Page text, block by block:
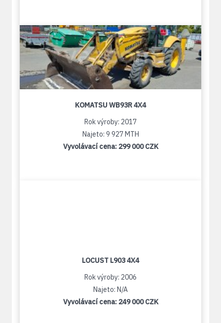
KOMATSU WB93R 4X4
Rok výroby: 2017
Najeto: 9 927 MTH
Vyvolávací cena: 299 000 CZK
LOCUST L903 4X4
Rok výroby: 2006
Najeto: N/A
Vyvolávací cena: 249 000 CZK